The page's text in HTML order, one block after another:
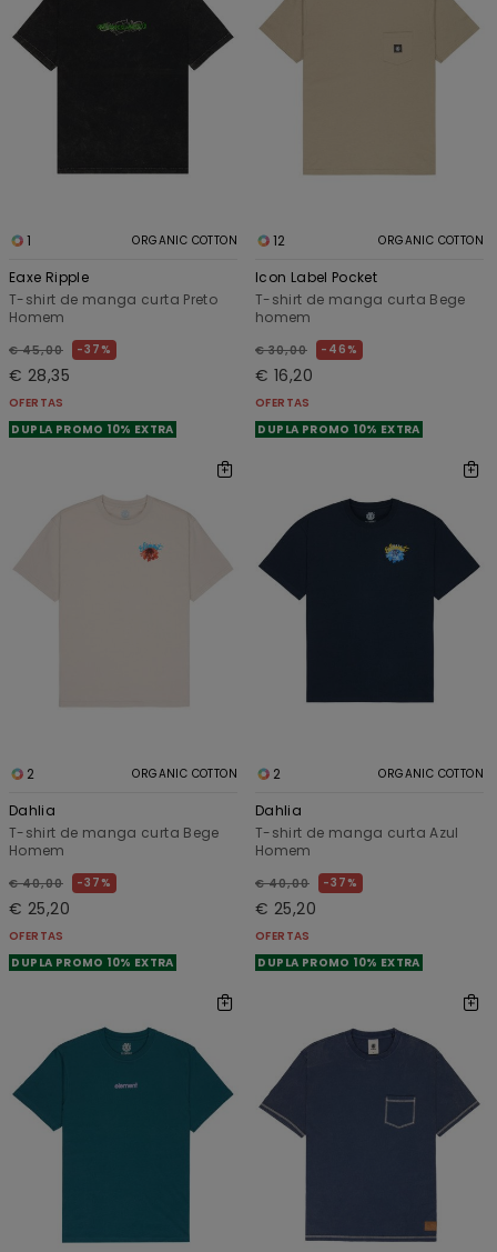
filtragem
1 ORGANIC COTTON
Eaxe Ripple
T-shirt de manga curta Preto
Homem
€ 45,00 37%
€ 28,35
OFERTAS
DUPLA PROMO 10% EXTRA
12 ORGANIC COTTON
Icon Label Pocket
T-shirt de manga curta Bege
homem
€ 30,00 46%
€ 16,20
OFERTAS
DUPLA PROMO 10% EXTRA
2 ORGANIC COTTON
Dahlia
T-shirt de manga curta Bege
Homem
€ 40,00 37%
€ 25,20
OFERTAS
DUPLA PROMO 10% EXTRA
2 ORGANIC COTTON
Dahlia
T-shirt de manga curta Azul
Homem
€ 40,00 37%
€ 25,20
OFERTAS
DUPLA PROMO 10% EXTRA